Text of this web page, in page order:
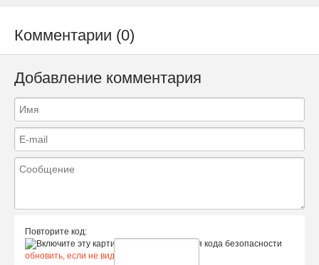
Комментарии (0)
Добавление комментария
Повторите код:
обновить, если не виден код